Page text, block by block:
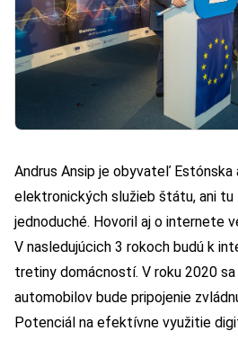
Andrus Ansip je obyvateľ Estónska
elektronických služieb štátu, ani
jednoduché. Hovoril aj o internete
V nasledujúcich 3 rokoch budú k
tretiny domácností. V roku 2020
automobilov bude pripojenie
Potenciál na efektívne využitie